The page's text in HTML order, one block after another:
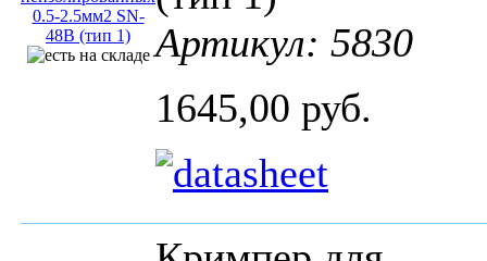
Артикул: 5830
1645,00 руб.